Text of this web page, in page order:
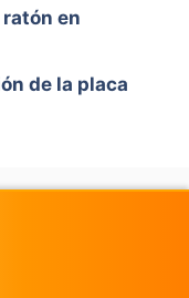
en
de la placa